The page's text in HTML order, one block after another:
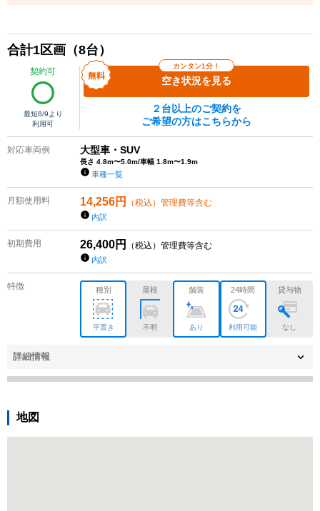
合計1区画（8台）
契約可
最短8/9 より
利用可
カンタン1分！
空き状況を見る
２台以上のご契約を
ご希望の方はこちらから
対応車両例 大型車・SUV
長さ 4.8m〜5.0m/車幅 1.8m〜1.9m
車種一覧
月額使用料 14,256円 （税込）管理費等含む
内訳
初期費用 26,400円 （税込）管理費等含む
内訳
特徴 種別
平置き
屋根
不明
舗装
あり
24時間
利用可能
貸与物
なし
詳細情報
地図